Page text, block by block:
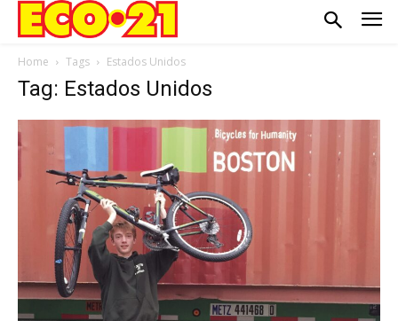
Home Tags Estados Unidos
Tag: Estados Unidos